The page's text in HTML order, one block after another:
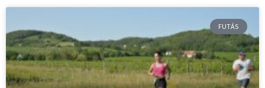
FUTÁS